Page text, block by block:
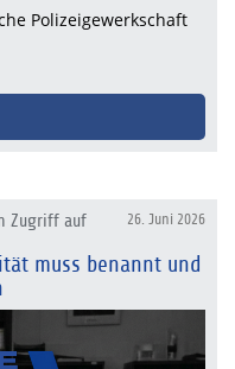
Polizeigewerkschaft
26. Juni 2026
Zugriff auf
muss benannt und